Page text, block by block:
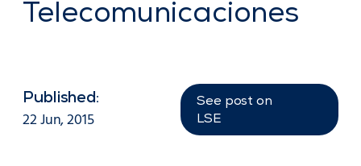
Telecomunicaciones
Published:
22 Jun, 2015
See post on
LSE